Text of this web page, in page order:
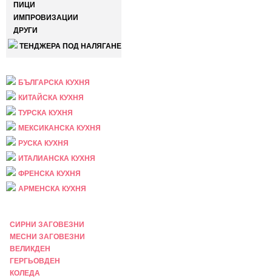
ПИЦИ
ИМПРОВИЗАЦИИ
ДРУГИ
ТЕНДЖЕРА ПОД НАЛЯГАНЕ
БЪЛГАРСКА КУХНЯ
КИТАЙСКА КУХНЯ
ТУРСКА КУХНЯ
МЕКСИКАНСКА КУХНЯ
РУСКА КУХНЯ
ИТАЛИАНСКА КУХНЯ
ФРЕНСКА КУХНЯ
АРМЕНСКА КУХНЯ
СИРНИ ЗАГОВЕЗНИ
МЕСНИ ЗАГОВЕЗНИ
ВЕЛИКДЕН
ГЕРГЬОВДЕН
КОЛЕДА